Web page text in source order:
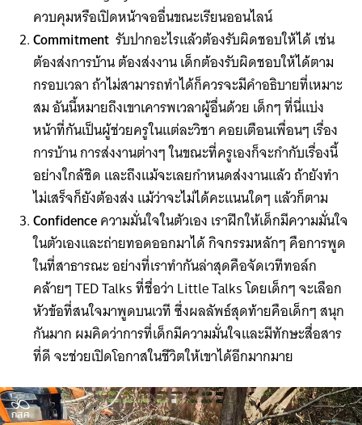
for:
ควบคุมหรือเปิดหน้าจออื่นขณะเรียนออนไลน์
Commitmentรับปากอะไรแล้วต้องรับผิดชอบให้ได้ เช่น
ต้องส่งการบ้าน ต้องส่งงาน เด็กต้องรับผิดชอบให้ได้ตาม
กรอบเวลา ถ้าไม่สามารถทำได้ก็ควรจะมีคำอธิบายที่เหมาะ
สม อันนี้หมายถึงเขาเคารพเวลาผู้อื่นด้วย เด็กๆ ที่นี่แบ่ง
หน้าที่กันเป็นผู้ช่วยครูในแต่ละวิชา คอยเตือนเพื่อนๆ เรื่อง
การบ้าน การส่งงานต่างๆ ในขณะที่ครูเองก็จะกำกับเรื่องนี้
อย่างใกล้ชิด และถึงแม้จะเลยกำหนดส่งงานแล้ว ถ้ายังทำ
ไม่เสร็จก็ยังต้องส่ง แม้ว่าจะไม่ได้คะแนนใดๆ แล้วก็ตาม
Confidenceความมั่นใจในตัวเอง เราฝึกให้เด็กมีความมั่นใจ
ในตัวเองและถ่ายทอดออกมาได้ กิจกรรมหลักๆ คือการพูด
ในที่สาธารณะ อย่างที่เราทำกันล่าสุดคือจัดเวทีทอล์ก
คล้ายๆ TED Talks ที่ชื่อว่า Little Talks โดยเด็กๆ จะเลือก
หัวข้อที่สนใจมาพูดบนเวที ซึ่งผลลัพธ์สุดท้ายคือเด็กๆ สนุก
กันมาก ผมคิดว่าการที่เด็กมีความมั่นใจและมีทักษะสื่อสาร
ที่ดี จะช่วยเปิดโอกาสในชีวิตให้เขาได้อีกมากมาย